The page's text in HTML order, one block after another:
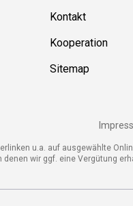
Kontakt
Kooperation
Sitemap
u.a. auf ausgewählte Online-
wir ggf. eine Vergütung